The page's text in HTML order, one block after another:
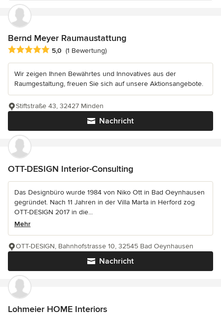
Bernd Meyer Raumaustattung
Durchschnittliche Bewertung: 5 von 5 Sternen
5,0 (1 Bewertung)
Wir zeigen Ihnen Bewährtes und Innovatives aus der
Raumgestaltung, freuen Sie sich auf unsere Aktionsangebote.
Nachricht
Stiftstraße 43, 32427 Minden
OTT-DESIGN Interior-Consulting
Das Designbüro wurde 1984 von Niko Ott in Bad Oeynhausen
gegründet. Nach 11 Jahren in der Villa Marta in Herford zog
OTT-DESIGN 2017 in die...
Mehr
Nachricht
OTT-DESIGN, Bahnhofstrasse 10, 32545 Bad Oeynhausen
Lohmeier HOME Interiors